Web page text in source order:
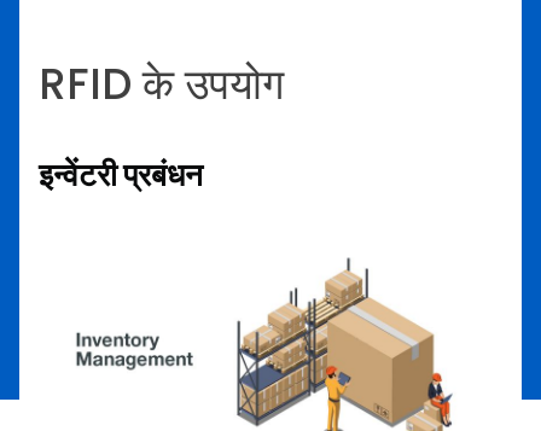
RFID के उपयोग
इन्वेंटरी प्रबंधन